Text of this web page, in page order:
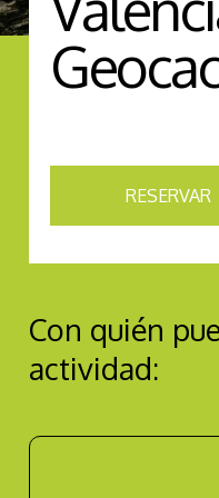
RESERVAR
Con quién
actividad: